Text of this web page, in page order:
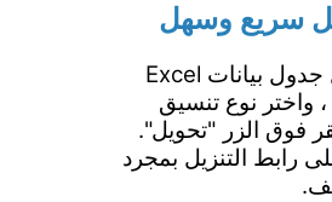
سريع وسهل
قم بتحميل جدول بيانات Excel
واختر نوع تنسيق
فوق الزر "تحويل".
رابط التنزيل بمجرد